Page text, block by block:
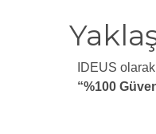
IDEUS
“%100